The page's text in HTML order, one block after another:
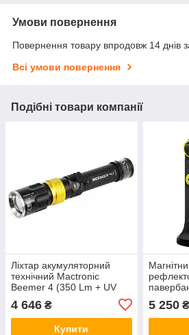
Умови повернення
Повернення товару впродовж 14 днів
Всі умови повернення
Подібні товари компанії
Ліхтар акумуляторний
технічний Mactronic
Beemer 4 (350 Lm + UV
390 nm) Ultraviolet Focus
USB Rechargeable
4 646 ₴
Купити
Magnetic
5 250₴